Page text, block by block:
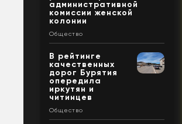
административной
комиссии женской
колонии
Общество
В рейтинге
качественных
дорог Бурятия
опередила
иркутян и
читинцев
Общество